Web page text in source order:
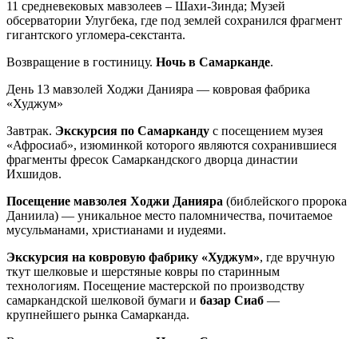
11 средневековых мавзолеев – Шахи-Зинда; Музей
обсерватории Улугбека, где под землей сохранился фрагмент
гигантского угломера-секстанта.
Возвращение в гостиницу. Ночь в Самарканде.
День 13 мавзолей Ходжи Данияра — ковровая фабрика
«Худжум»
Завтрак. Экскурсия по Самарканду с посещением музея
«Афросиаб», изюминкой которого являются сохранившиеся
фрагменты фресок Самаркандского дворца династии
Ихшидов.
Посещение мавзолея Ходжи Данияра (библейского пророка
Даниила) — уникальное место паломничества, почитаемое
мусульманами, христианами и иудеями.
Экскурсия на ковровую фабрику «Худжум», где вручную
ткут шелковые и шерстяные ковры по старинным
технологиям. Посещение мастерской по производству
самаркандской шелковой бумаги и базар Сиаб —
крупнейшего рынка Самарканда.